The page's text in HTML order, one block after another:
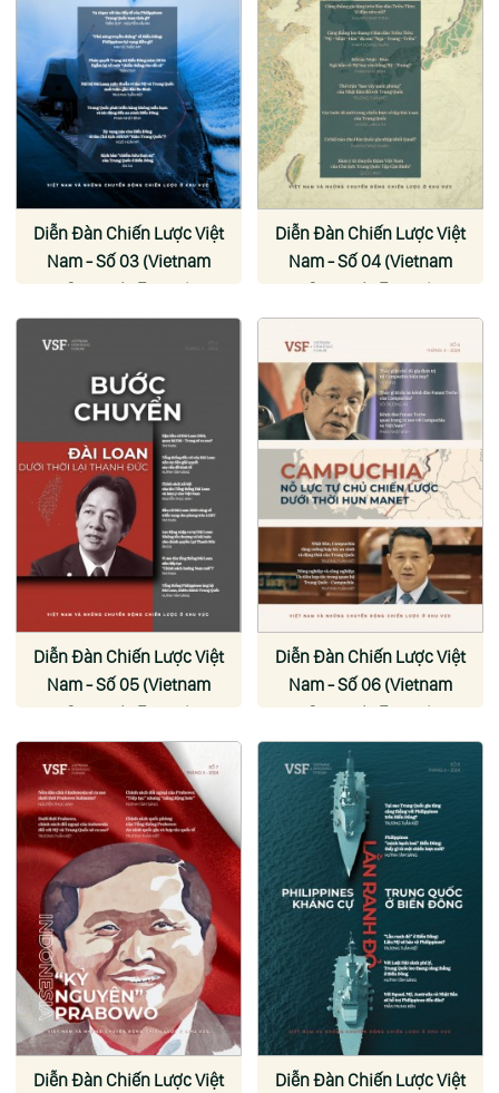
Diễn Đàn Chiến Lược Việt
Nam - Số 03 (Vietnam
Strategic Forum)
Diễn Đàn Chiến Lược Việt
Nam - Số 04 (Vietnam
Strategic Forum)
Diễn Đàn Chiến Lược Việt
Nam - Số 05 (Vietnam
Strategic Forum)
Diễn Đàn Chiến Lược Việt
Nam - Số 06 (Vietnam
Strategic Forum)
Diễn Đàn Chiến Lược Việt
Diễn Đàn Chiến Lược Việt